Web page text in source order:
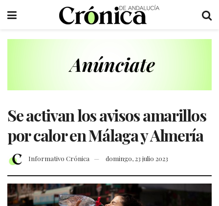
Se activan los avisos amarillos
por calor en Málaga y Almería
Informativo Crónica domingo, 23 julio 2023